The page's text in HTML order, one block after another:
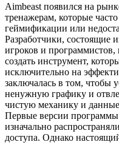
Aimbeast появился на
тренажерам, которые
геймификации или
Разработчики, состоящие
игроков и программистов,
создать инструмент,
исключительно на
заключалась в том, чтобы
ненужную графику и
чистую механику и
Первые версии
изначально
доступа. Однако